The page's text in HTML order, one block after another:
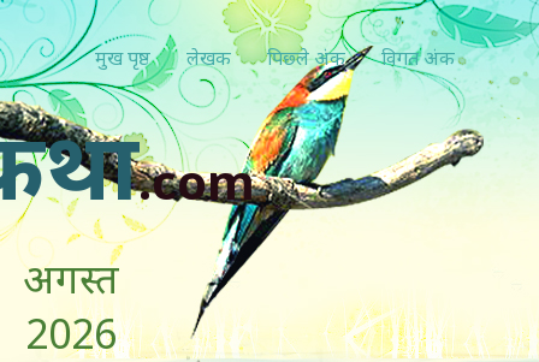
मुख पृष्ठ लेखक पिछ्ले अंक विगत अंक
.com
अगस्त
2026